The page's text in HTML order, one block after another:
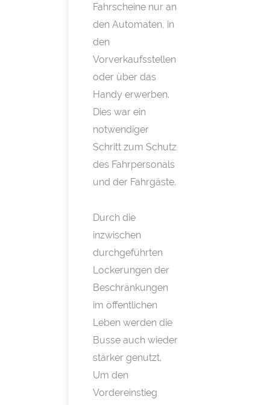
Fahrscheine nur an
den Automaten, in
den
Vorverkaufsstellen
oder über das
Handy erwerben.
Dies war ein
notwendiger
Schritt zum Schutz
des Fahrpersonals
und der Fahrgäste.
Durch die
inzwischen
durchgeführten
Lockerungen der
Beschränkungen
im öffentlichen
Leben werden die
Busse auch wieder
stärker genutzt.
Um den
Vordereinstieg